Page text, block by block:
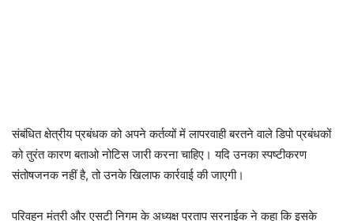
संबंधित क्षेत्रीय प्रबंधक को अपने कर्तव्यों में लापरवाही बरतने वाले डिपो प्रबंधकों
को तुरंत कारण बताओ नोटिस जारी करना चाहिए। यदि उनका स्पष्टीकरण
संतोषजनक नहीं है, तो उनके खिलाफ कार्रवाई की जाएगी।
परिवहन मंत्री और एसटी निगम के अध्यक्ष प्रताप सरनाईक ने कहा कि इसके